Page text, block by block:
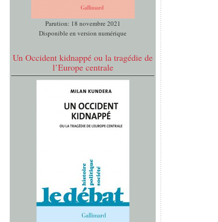
Parution: 18 novembre 2021
Disponible en version numérique
Un Occident kidnappé ou la tragédie de
l’Europe centrale